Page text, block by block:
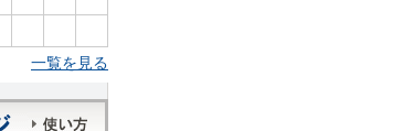
一覧を見る